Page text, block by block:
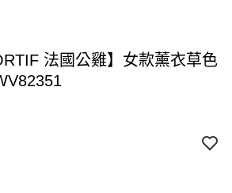
法國公雞】女款薰衣草色